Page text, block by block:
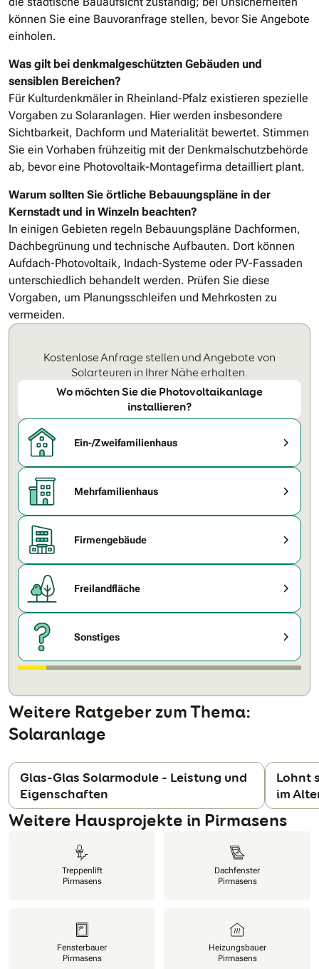
können Sie eine Bauvoranfrage stellen, bevor Sie Angebote
einholen.
Was gilt bei denkmalgeschützten Gebäuden und
sensiblen Bereichen?
Für Kulturdenkmäler in Rheinland-Pfalz existieren spezielle
Vorgaben zu Solaranlagen. Hier werden insbesondere
Sichtbarkeit, Dachform und Materialität bewertet. Stimmen
Sie ein Vorhaben frühzeitig mit der Denkmalschutzbehörde
ab, bevor eine Photovoltaik-Montagefirma detailliert plant.
Warum sollten Sie örtliche Bebauungspläne in der
Kernstadt und in Winzeln beachten?
In einigen Gebieten regeln Bebauungspläne Dachformen,
Dachbegrünung und technische Aufbauten. Dort können
Aufdach-Photovoltaik, Indach-Systeme oder PV-Fassaden
unterschiedlich behandelt werden. Prüfen Sie diese
Vorgaben, um Planungsschleifen und Mehrkosten zu
vermeiden.
Kostenlose Anfrage stellen und Angebote von
Solarteuren in Ihrer Nähe erhalten.
Wo möchten Sie die Photovoltaikanlage
installieren?
Ein-/Zweifamilienhaus
Mehrfamilienhaus
Firmengebäude
Freilandfläche
Sonstiges
Weitere Ratgeber zum Thema:
Solaranlage
Glas-Glas Solarmodule - Leistung und
Eigenschaften
Lohnt
im
Weitere Hausprojekte in Pirmasens
Treppenlift
Pirmasens
Dachfenster
Pirmasens
Fensterbauer
Pirmasens
Heizungsbauer
Pirmasens